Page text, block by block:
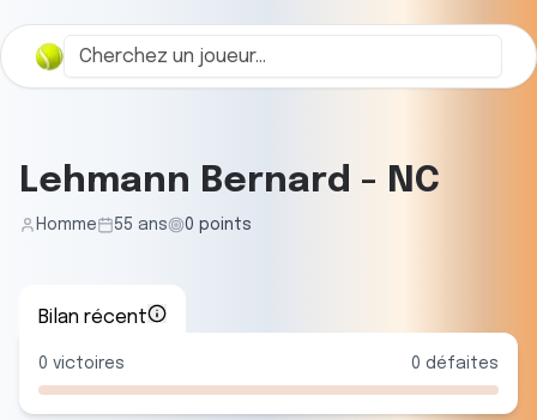
Lehmann Bernard - NC
Homme 55 ans 0 points
Bilan récent
0 victoires 0 défaites